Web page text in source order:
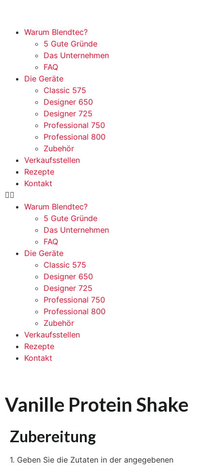
Warum Blendtec?
5 Gute Gründe
Das Unternehmen
FAQ
Die Geräte
Classic 575
Designer 650
Designer 725
Professional 750
Professional 800
Zubehör
Verkaufsstellen
Rezepte
Kontakt
Warum Blendtec?
5 Gute Gründe
Das Unternehmen
FAQ
Die Geräte
Classic 575
Designer 650
Designer 725
Professional 750
Professional 800
Zubehör
Verkaufsstellen
Rezepte
Kontakt
Vanille Protein Shake
Zubereitung
1. Geben Sie die Zutaten in der angegebenen